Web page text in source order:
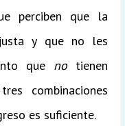
perciben que la
y que no les
que no tienen
combinaciones
es suficiente.